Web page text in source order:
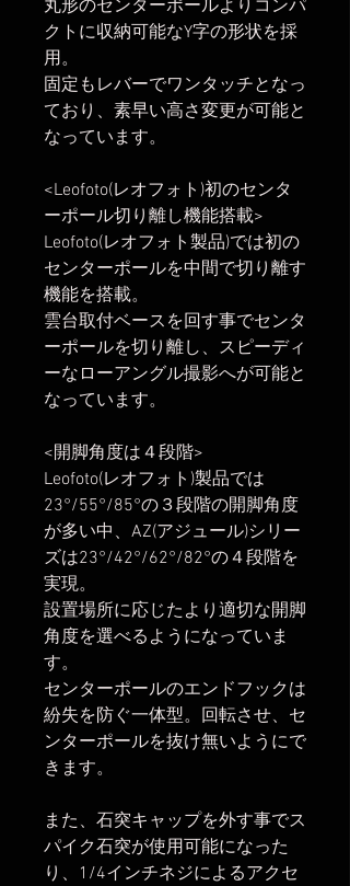
丸形のセンターポールよりコンパ
クトに収納可能なY字の形状を採
用。
固定もレバーでワンタッチとなっ
ており、素早い高さ変更が可能と
なっています。
<Leofoto(レオフォト)初のセンタ
ーポール切り離し機能搭載>
Leofoto(レオフォト製品)では初の
センターポールを中間で切り離す
機能を搭載。
雲台取付ベースを回す事でセンタ
ーポールを切り離し、スピーディ
ーなローアングル撮影へが可能と
なっています。
<開脚角度は４段階>
Leofoto(レオフォト)製品では
23°/55°/85°の３段階の開脚角度
が多い中、AZ(アジュール)シリー
ズは23°/42°/62°/82°の４段階を
実現。
設置場所に応じたより適切な開脚
角度を選べるようになっていま
す。
センターポールのエンドフックは
紛失を防ぐ一体型。回転させ、セ
ンターポールを抜け無いようにで
きます。
また、石突キャップを外す事でス
パイク石突が使用可能になった
り、1/4インチネジによるアクセ